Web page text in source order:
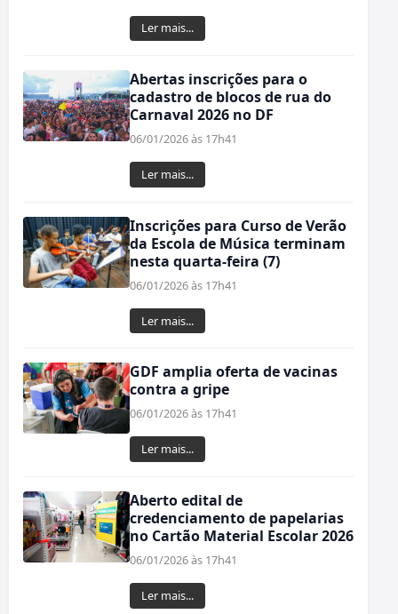
Ler mais...
Abertas inscrições para o
cadastro de blocos de rua do
Carnaval 2026 no DF
06/01/2026 às 17h41
Ler mais...
Inscrições para Curso de Verão
da Escola de Música terminam
nesta quarta-feira (7)
06/01/2026 às 17h41
Ler mais...
GDF amplia oferta de vacinas
contra a gripe
06/01/2026 às 17h41
Ler mais...
Aberto edital de
credenciamento de papelarias
no Cartão Material Escolar 2026
06/01/2026 às 17h41
Ler mais...